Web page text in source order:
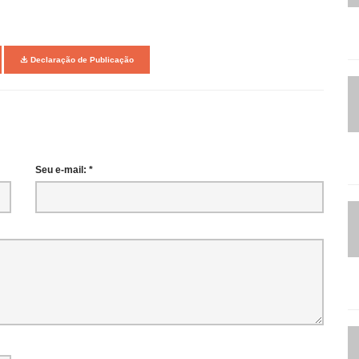
Declaração de Publicação
Seu e-mail: *